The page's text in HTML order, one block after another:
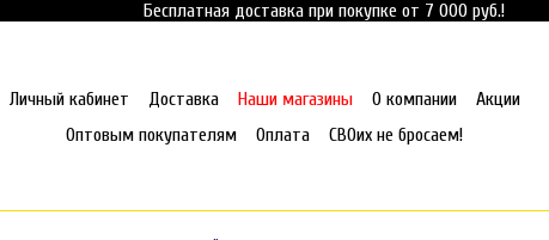
Бесплатная доставка при покупке от 7 000 руб.!
Личный кабинет Доставка Наши магазины О компании
Акции
Оптовым покупателям
Оплата СВОих не бросаем!